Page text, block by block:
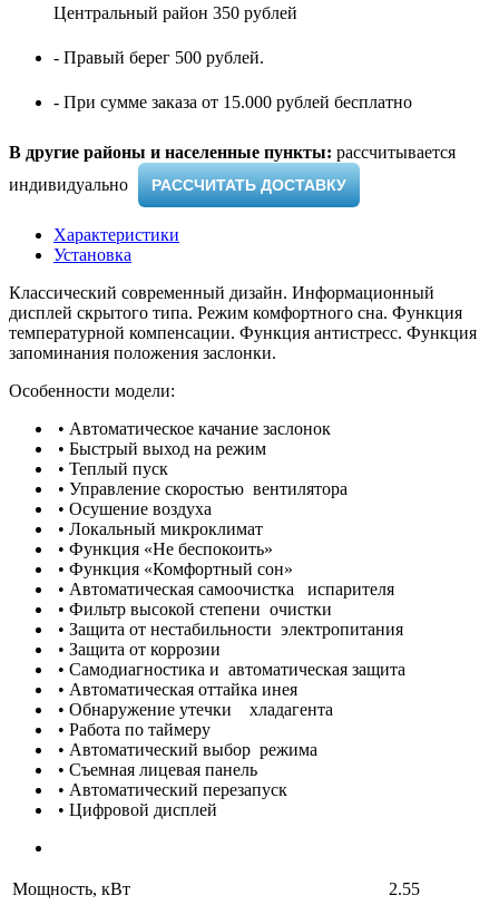
Центральный район 350 рублей
- Правый берег 500 рублей.
- При сумме заказа от 15.000 рублей бесплатно
В другие районы и населенные пункты: рассчитывается
индивидуально ​
РАССЧИТАТЬ ДОСТАВКУ
Характеристики
Установка
Классический современный дизайн. Информационный
дисплей скрытого типа. Режим комфортного сна. Функция
температурной компенсации. Функция антистресс. Функция
запоминания положения заслонки.
Особенности модели:​
• Автоматическое качание заслонок
• Быстрый выход на режим
• Теплый пуск
• Управление скоростью вентилятора
• Осушение воздуха
• Локальный микроклимат
• Функция «Не беспокоить»
• Функция «Комфортный сон»
• Автоматическая самоочистка испарителя
• Фильтр высокой степени очистки
• Защита от нестабильности электропитания
• Защита от коррозии
• Самодиагностика и автоматическая защита
• Автоматическая оттайка инея
• Обнаружение утечки хладагента
• Работа по таймеру
• Автоматический выбор режима
• Съемная лицевая панель
• Автоматический перезапуск
• Цифровой дисплей
Мощность, кВт
2.55